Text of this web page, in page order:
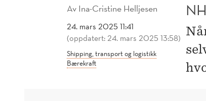
Av Ina-Cristine Helljesen
24. mars 2025 11:41
(oppdatert: 24. mars 2025 13:58)
Shipping, transport og logistikk
Bærekraft